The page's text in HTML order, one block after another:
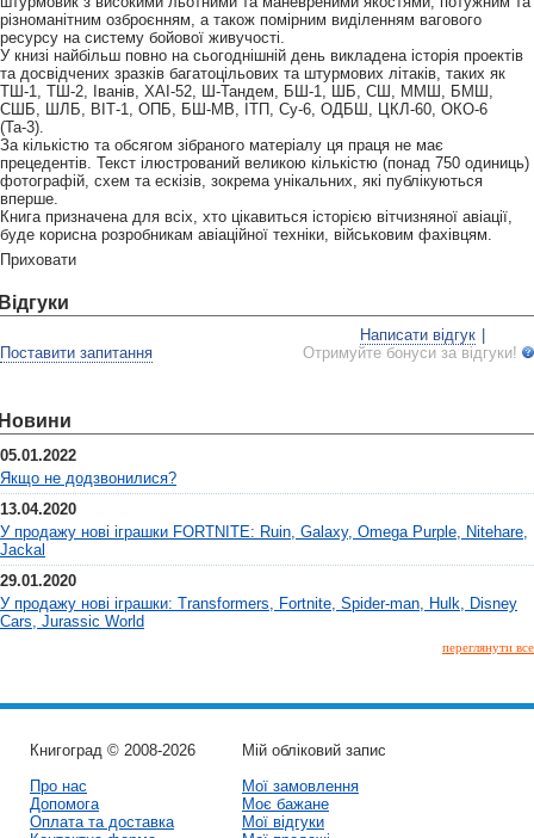
різноманітним озброєнням, а також помірним виділенням вагового
ресурсу на систему бойової живучості.
У книзі найбільш повно на сьогоднішній день викладена історія проектів
та досвідчених зразків багатоцільових та штурмових літаків, таких як
ТШ-1, ТШ-2, Іванів, ХАІ-52, Ш-Тандем, БШ-1, ШБ, СШ, ММШ, БМШ,
СШБ, ШЛБ, ВІТ-1, ОПБ, БШ-МВ, ІТП, Су-6, ОДБШ, ЦКЛ-60, ОКО-6
(Та-3).
За кількістю та обсягом зібраного матеріалу ця праця не має
прецедентів. Текст ілюстрований великою кількістю (понад 750 одиниць)
фотографій, схем та ескізів, зокрема унікальних, які публікуються
вперше.
Книга призначена для всіх, хто цікавиться історією вітчизняної авіації,
буде корисна розробникам авіаційної техніки, військовим фахівцям.
Приховати
Написати відгук
Поставити запитання
Отримуйте бонуси за відгуки!
05.01.2022
Якщо не додзвонилися?
13.04.2020
У продажу нові іграшки FORTNITE: Ruin, Galaxy, Omega Purple, Nitehare,
Jackal
29.01.2020
У продажу нові іграшки: Transformers, Fortnite, Spider-man, Hulk, Disney
Cars, Jurassic World
переглянути все
Книгоград © 2008-2026
Про нас
Допомога
Оплата та доставка
Мій обліковий запис
Мої замовлення
Моє бажане
Мої відгуки